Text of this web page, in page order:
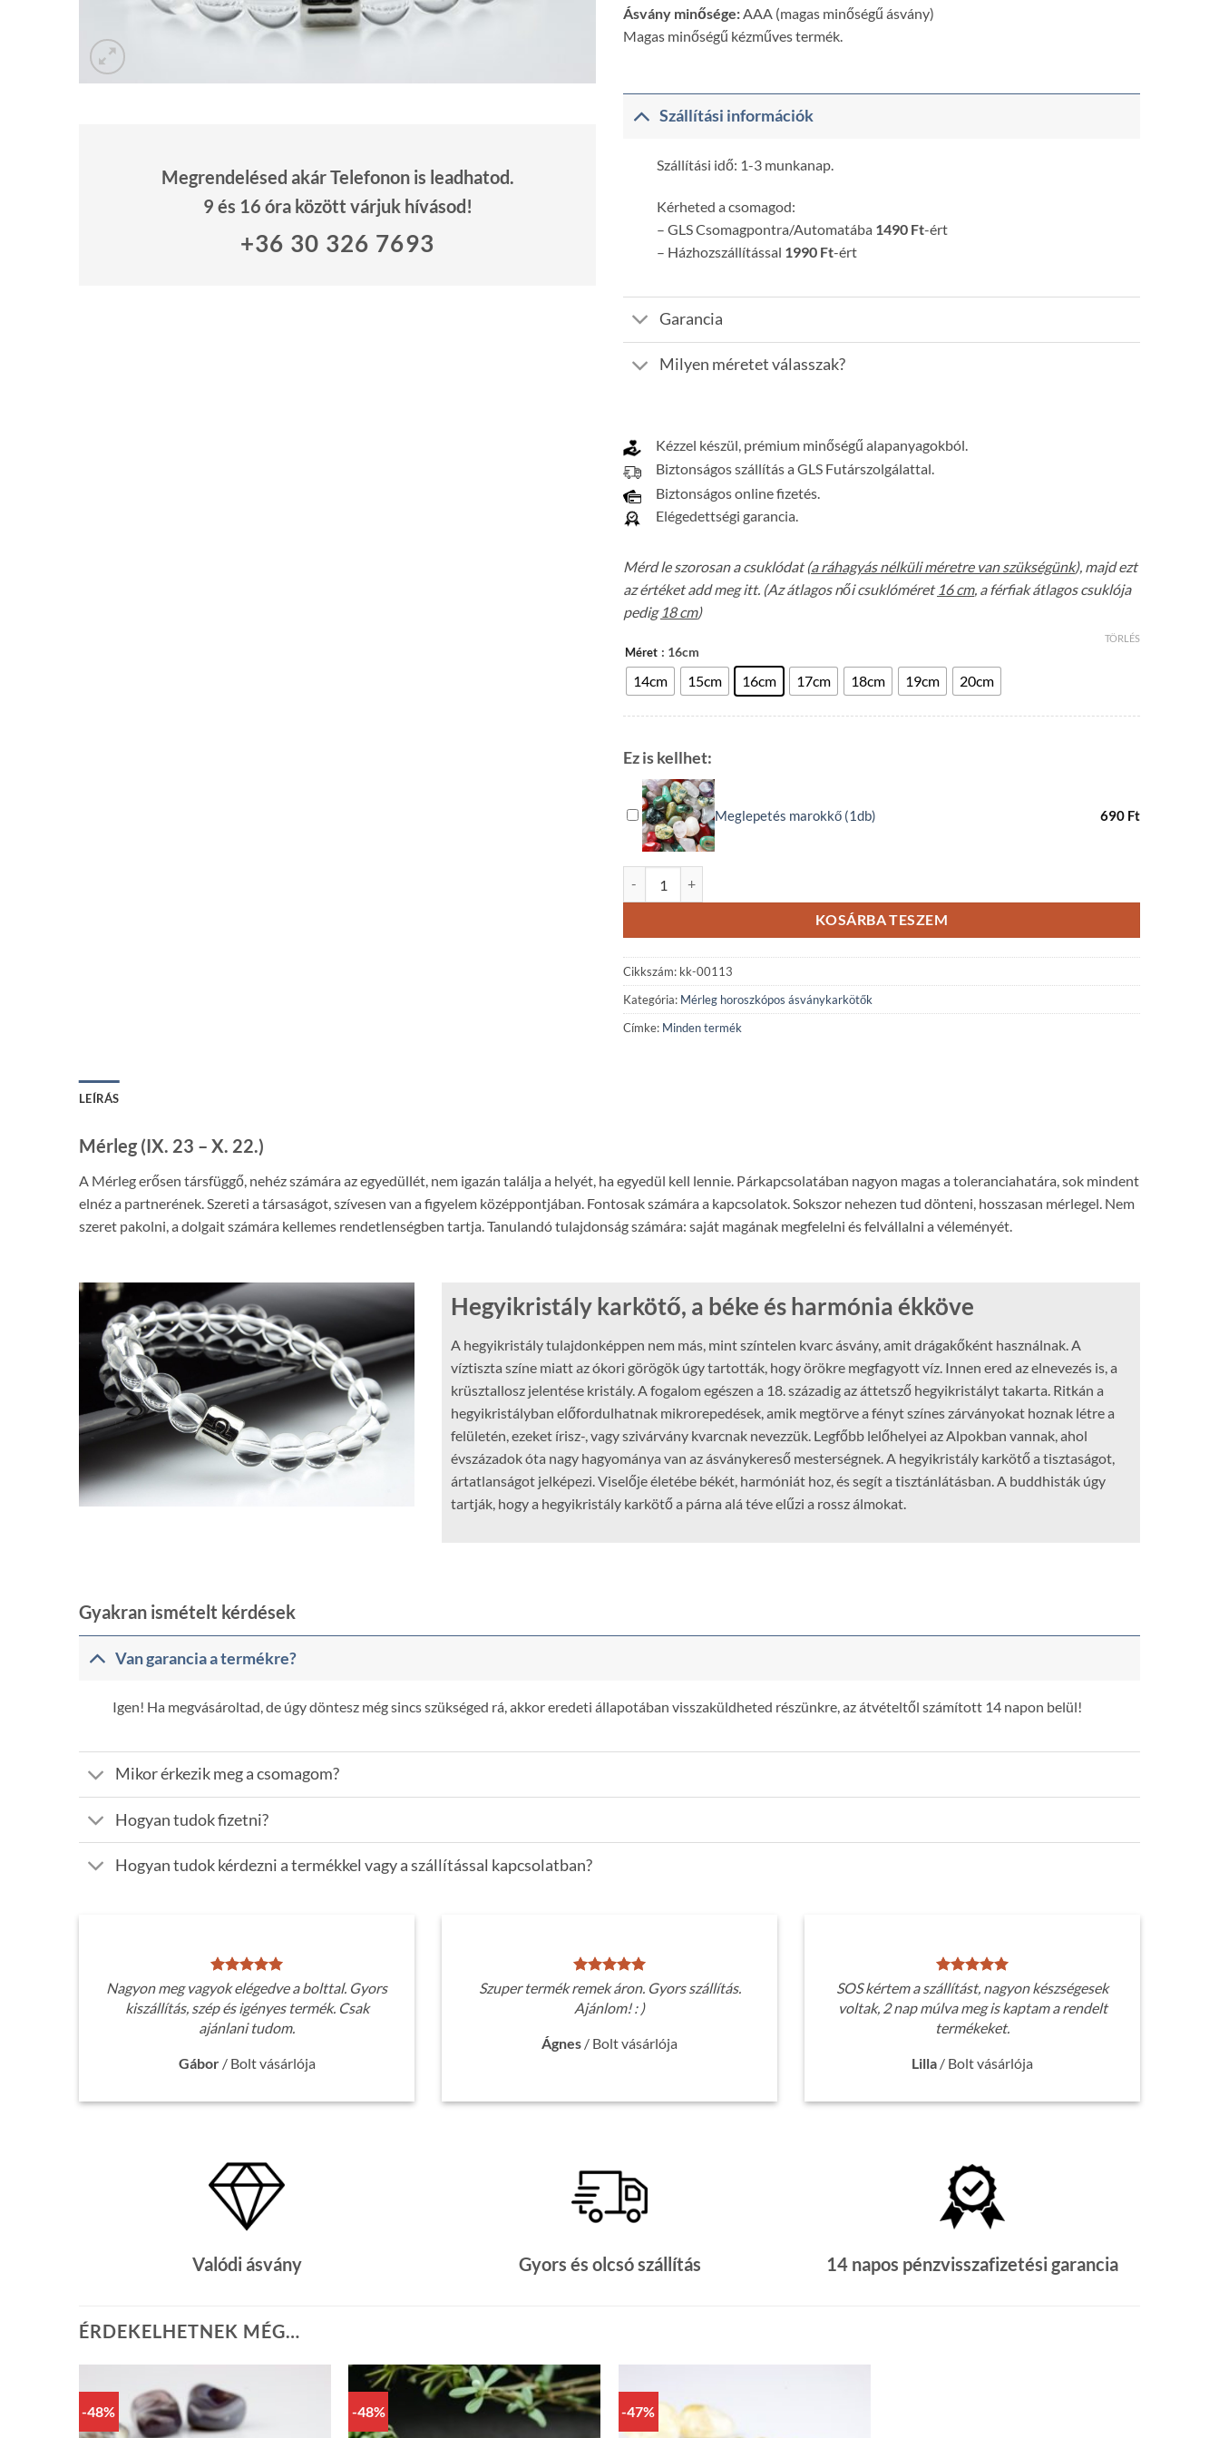
Megrendelésed akár Telefonon is leadhatod.
9 és 16 óra között várjuk hívásod!
+36 30 326 7693
Ásvány minősége:AAA (magas minőségű ásvány)
Magas minőségű kézműves termék.
Szállítási információk
Szállítási idő: 1-3 munkanap.
Kérheted a csomagod:
– GLS Csomagpontra/Automatába 1490 Ft-ért
– Házhozszállítással 1990 Ft-ért
Garancia
Milyen méretet válasszak?
Kézzel készül, prémium minőségű alapanyagokból.
Biztonságos szállítás a GLS Futárszolgálattal.
Biztonságos online fizetés.
Elégedettségi garancia.
Mérd le szorosan a csuklódat (a ráhagyás nélküli méretre van szükségünk), majd ezt
az értéket add meg itt. (Az átlagos női csuklóméret 16 cm, a férfiak átlagos csuklója
pedig 18 cm)
Méret : 16cm
14cm 15cm 16cm 17cm 18cm 19cm 20cm
TÖRLÉS
Ez is kellhet:
Meglepetés marokkő (1db) 690 Ft
KOSÁRBA TESZEM
Cikkszám: kk-00113
Kategória: Mérleg horoszkópos ásványkarkötők
Címke: Minden termék
LEÍRÁS
Mérleg (IX. 23 – X. 22.)
A Mérleg erősen társfüggő, nehéz számára az egyedüllét, nem igazán találja a helyét, ha egyedül kell lennie. Párkapcsolatában nagyon magas a toleranciahatára, sok mindent
elnéz a partnerének. Szereti a társaságot, szívesen van a figyelem középpontjában. Fontosak számára a kapcsolatok. Sokszor nehezen tud dönteni, hosszasan mérlegel. Nem
szeret pakolni, a dolgait számára kellemes rendetlenségben tartja. Tanulandó tulajdonság számára: saját magának megfelelni és felvállalni a véleményét.
Hegyikristály karkötő, a béke és harmónia ékköve
A hegyikristály tulajdonképpen nem más, mint színtelen kvarc ásvány, amit drágakőként használnak. A
víztiszta színe miatt az ókori görögök úgy tartották, hogy örökre megfagyott víz. Innen ered az elnevezés is, a
krüsztallosz jelentése kristály. A fogalom egészen a 18. századig az áttetsző hegyikristályt takarta. Ritkán a
hegyikristályban előfordulhatnak mikrorepedések, amik megtörve a fényt színes zárványokat hoznak létre a
felületén, ezeket írisz-, vagy szivárvány kvarcnak nevezzük. Legfőbb lelőhelyei az Alpokban vannak, ahol
évszázadok óta nagy hagyománya van az ásványkereső mesterségnek. A hegyikristály karkötő a tisztaságot,
ártatlanságot jelképezi. Viselője életébe békét, harmóniát hoz, és segít a tisztánlátásban. A buddhisták úgy
tartják, hogy a hegyikristály karkötő a párna alá téve elűzi a rossz álmokat.
Gyakran ismételt kérdések
Van garancia a termékre?
Igen! Ha megvásároltad, de úgy döntesz még sincs szükséged rá, akkor eredeti állapotában visszaküldheted részünkre, az átvételtől számított 14 napon belül!
Mikor érkezik meg a csomagom?
Hogyan tudok fizetni?
Hogyan tudok kérdezni a termékkel vagy a szállítással kapcsolatban?
Nagyon meg vagyok elégedve a bolttal. Gyors
kiszállítás, szép és igényes termék. Csak
ajánlani tudom.
Gábor / Bolt vásárlója
Szuper termék remek áron. Gyors szállítás.
Ajánlom! : )
Ágnes / Bolt vásárlója
SOS kértem a szállítást, nagyon készségesek
voltak, 2 nap múlva meg is kaptam a rendelt
termékeket.
Lilla / Bolt vásárlója
Valódi ásvány Gyors és olcsó szállítás 14 napos pénzvisszafizetési garancia
ÉRDEKELHETNEK MÉG…
-48% -48% -47%